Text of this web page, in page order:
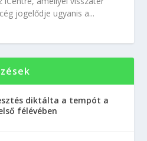
jogelődje ugyanis a...
diktálta a tempót a
félévében